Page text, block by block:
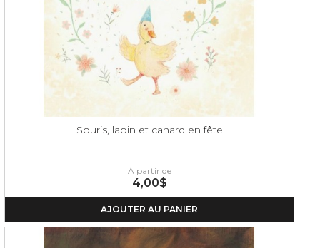
Souris, lapin et canard en fête
À partir de
4,00$
AJOUTER AU PANIER